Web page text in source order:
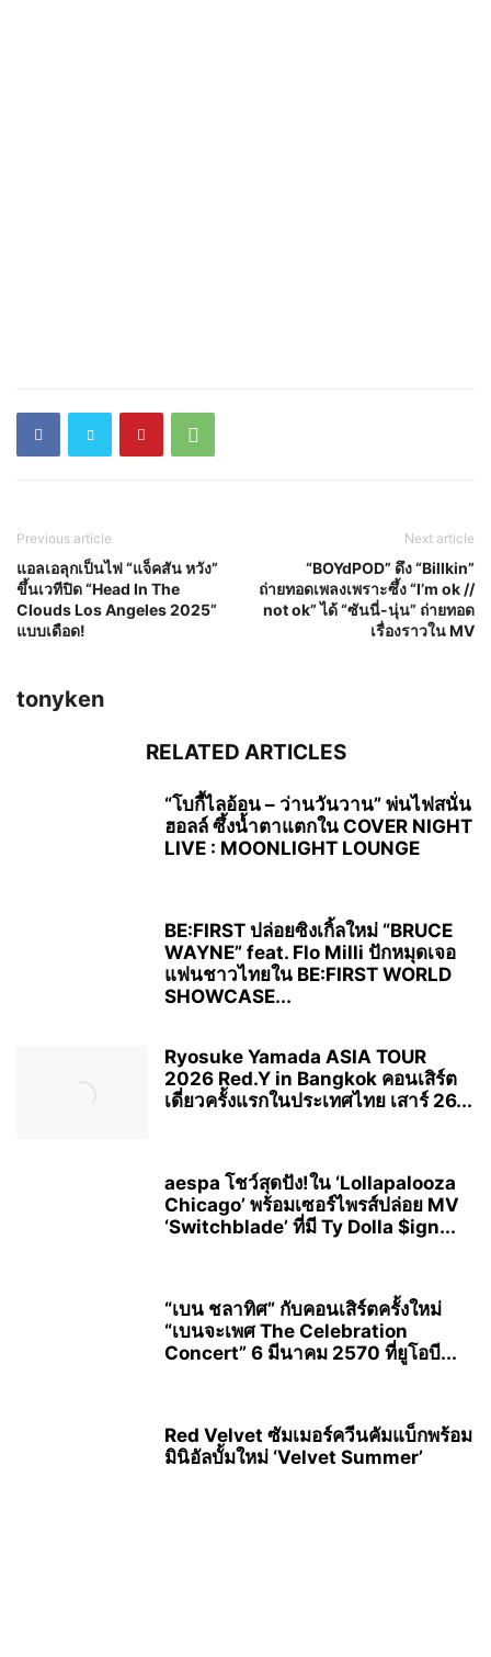
Previous article
แอลเอลุกเป็นไฟ “แจ็คสัน หวัง”
ขึ้นเวทีปิด “Head In The
Clouds Los Angeles 2025”
แบบเดือด!
Next article
“BOYdPOD” ดึง “Billkin”
ถ่ายทอดเพลงเพราะซึ้ง “I’m ok //
not ok” ได้ “ซันนี่-นุ่น” ถ่ายทอด
เรื่องราวใน MV
tonyken
RELATED ARTICLES
“โบกี้ไลอ้อน – ว่านวันวาน” พ่นไฟสนั่น
ฮอลล์ ซึ้งน้ำตาแตกใน COVER NIGHT
LIVE : MOONLIGHT LOUNGE
BE:FIRST ปล่อยซิงเกิ้ลใหม่ “BRUCE
WAYNE” feat. Flo Milli ปักหมุดเจอ
แฟนชาวไทยใน BE:FIRST WORLD
SHOWCASE...
Ryosuke Yamada ASIA TOUR
2026 Red.Y in Bangkok คอนเสิร์ต
เดี่ยวครั้งแรกในประเทศไทย เสาร์ 26...
aespa โชว์สุดปัง!ใน ‘Lollapalooza
Chicago’ พร้อมเซอร์ไพรส์ปล่อย MV
‘Switchblade’ ที่มี Ty Dolla $ign...
“เบน ชลาทิศ” กับคอนเสิร์ตครั้งใหม่
“เบนจะเพศ The Celebration
Concert” 6 มีนาคม 2570 ที่ยูโอบี...
Red Velvet ซัมเมอร์ควีนคัมแบ็กพร้อม
มินิอัลบั้มใหม่ ‘Velvet Summer’